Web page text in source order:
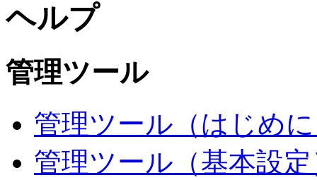
ヘルプ
管理ツール
管理ツール（はじめ
管理ツール（基本設